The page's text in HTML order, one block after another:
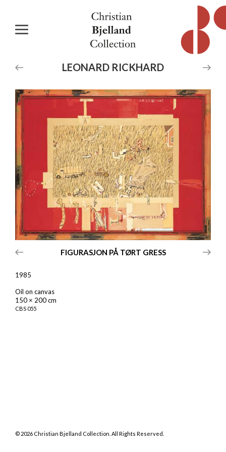
LEONARD RICKHARD
FIGURASJON PÅ TØRT GRESS
1985
Oil on canvas
150 × 200 cm
CBS 055
© 2026 Christian Bjelland Collection. All Rights Reserved.